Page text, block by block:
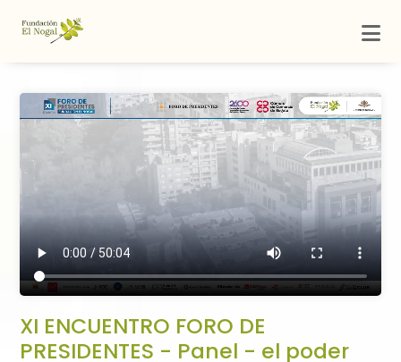
XI ENCUENTRO FORO DE
PRESIDENTES - Panel - el poder